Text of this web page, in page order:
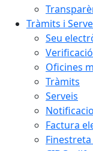
Tràmits i
Seu
Oficines
Tràmits
Serveis
Factura